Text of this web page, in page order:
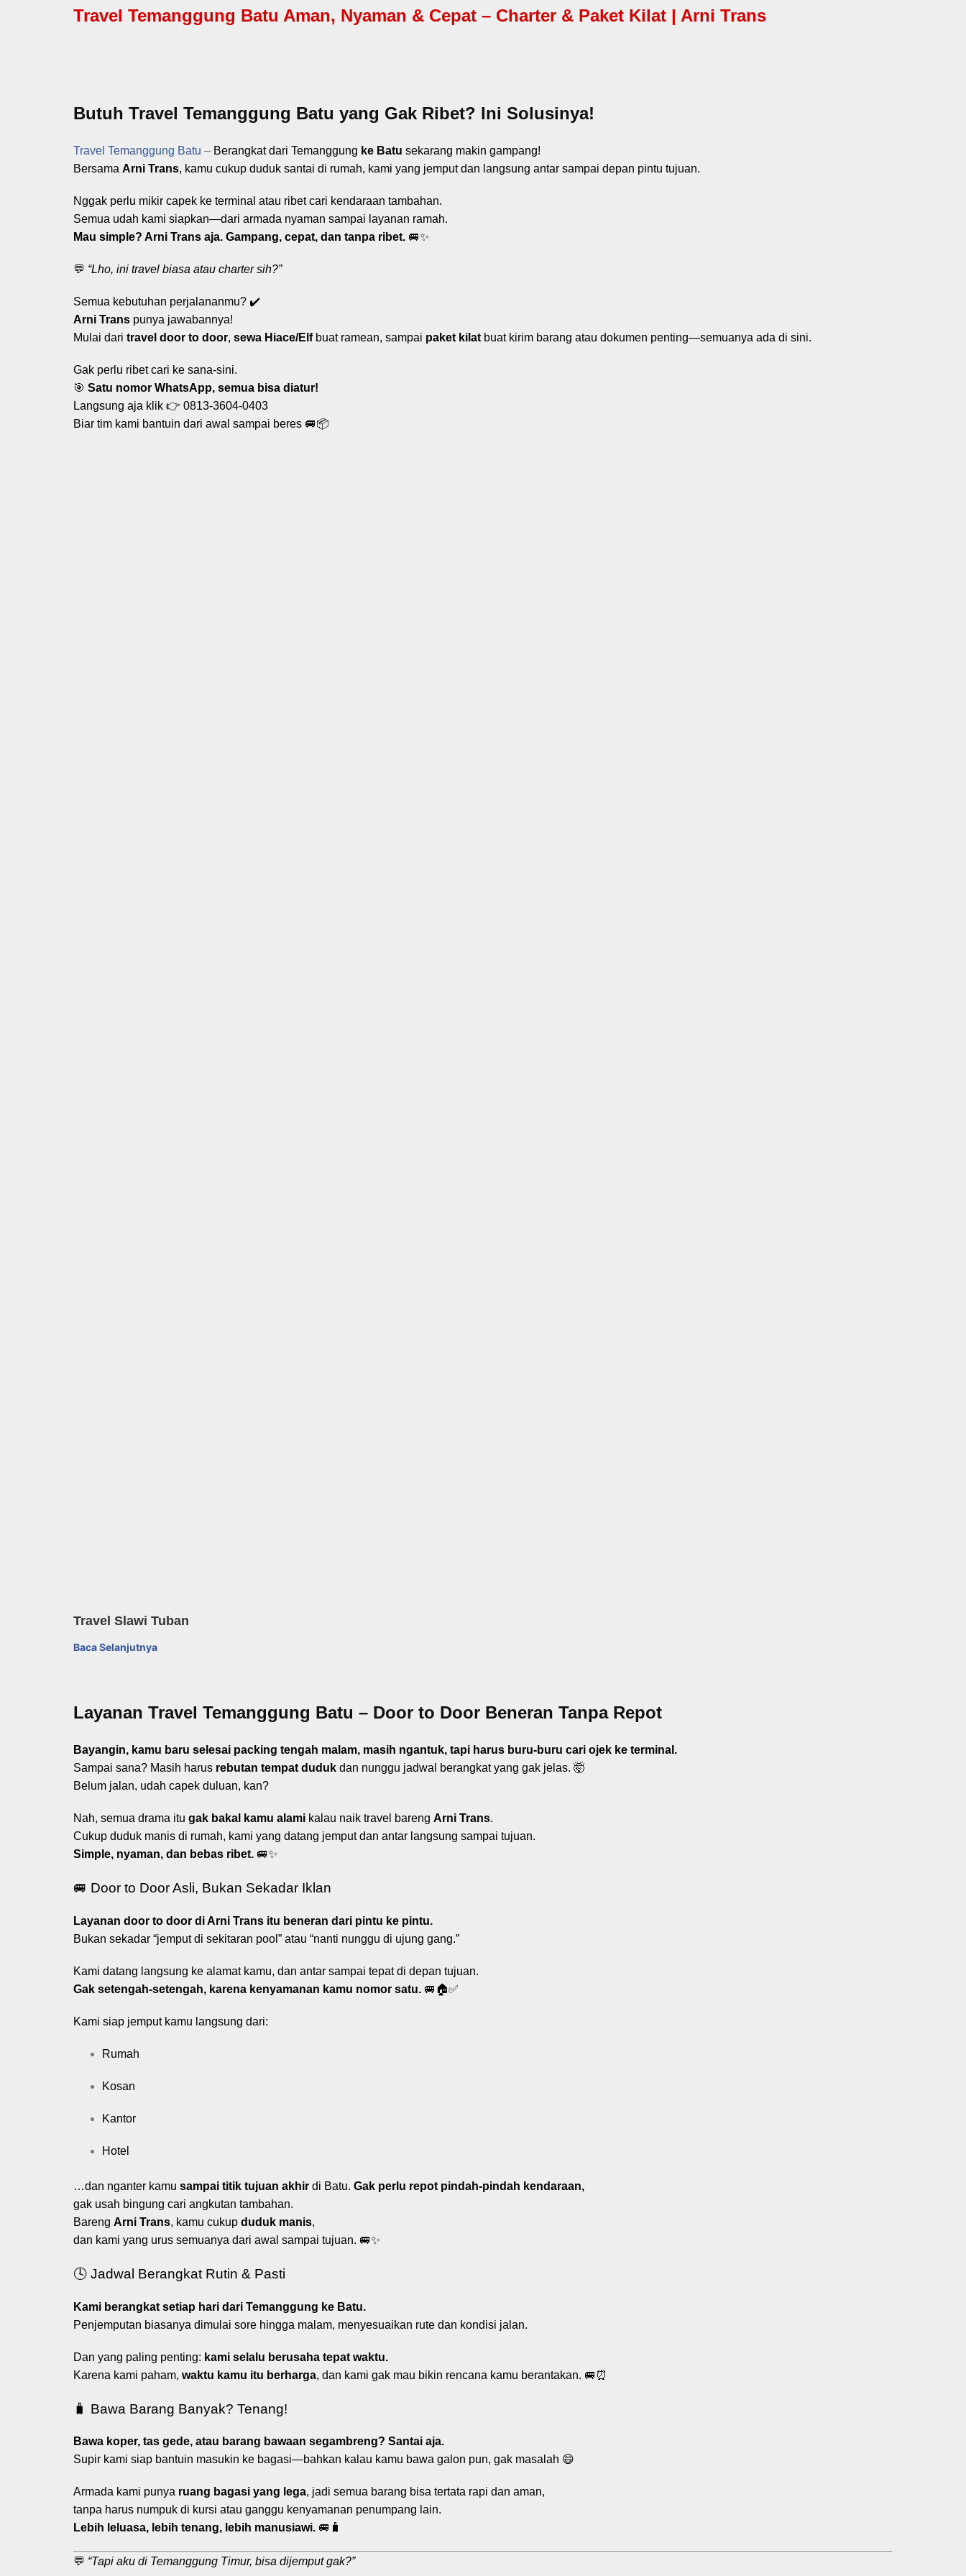
Travel Temanggung Batu Aman, Nyaman & Cepat – Charter & Paket Kilat | Arni Trans
Butuh Travel Temanggung Batu yang Gak Ribet? Ini Solusinya!
Travel Temanggung Batu – Berangkat dari Temanggung ke Batu sekarang makin gampang!
Bersama Arni Trans, kamu cukup duduk santai di rumah, kami yang jemput dan langsung antar sampai depan pintu tujuan.
Nggak perlu mikir capek ke terminal atau ribet cari kendaraan tambahan.
Semua udah kami siapkan—dari armada nyaman sampai layanan ramah.
Mau simple? Arni Trans aja. Gampang, cepat, dan tanpa ribet. 🚐✨
💬 “Lho, ini travel biasa atau charter sih?”
Semua kebutuhan perjalananmu? ✔️
Arni Trans punya jawabannya!
Mulai dari travel door to door, sewa Hiace/Elfbuat ramean, sampai paket kilat buat kirim barang atau dokumen penting—semuanya ada di sini.
Gak perlu ribet cari ke sana-sini.
🎯 Satu nomor WhatsApp, semua bisa diatur!
Langsung aja klik 👉 0813-3604-0403
Biar tim kami bantuin dari awal sampai beres 🚐📦
Travel Slawi Tuban
Baca Selanjutnya
Layanan Travel Temanggung Batu – Door to Door Beneran Tanpa Repot
Bayangin, kamu baru selesai packing tengah malam, masih ngantuk, tapi harus buru-buru cari ojek ke terminal.
Sampai sana? Masih harus rebutan tempat duduk dan nunggu jadwal berangkat yang gak jelas. 🤯
Belum jalan, udah capek duluan, kan?
Nah, semua drama itu gak bakal kamu alami kalau naik travel bareng Arni Trans.
Cukup duduk manis di rumah, kami yang datang jemput dan antar langsung sampai tujuan.
Simple, nyaman, dan bebas ribet. 🚐✨
🚐 Door to Door Asli, Bukan Sekadar Iklan
Layanan door to door di Arni Trans itu beneran dari pintu ke pintu.
Bukan sekadar “jemput di sekitaran pool” atau “nanti nunggu di ujung gang.”
Kami datang langsung ke alamat kamu, dan antar sampai tepat di depan tujuan.
Gak setengah-setengah, karena kenyamanan kamu nomor satu. 🚐🏠✅
Kami siap jemput kamu langsung dari:
Rumah
Kosan
Kantor
Hotel
…dan nganter kamu sampai titik tujuan akhir di Batu. Gak perlu repot pindah-pindah kendaraan,
gak usah bingung cari angkutan tambahan.
Bareng Arni Trans, kamu cukup duduk manis,
dan kami yang urus semuanya dari awal sampai tujuan. 🚐✨
🕓 Jadwal Berangkat Rutin & Pasti
Kami berangkat setiap hari dari Temanggung ke Batu.
Penjemputan biasanya dimulai sore hingga malam, menyesuaikan rute dan kondisi jalan.
Dan yang paling penting: kami selalu berusaha tepat waktu.
Karena kami paham, waktu kamu itu berharga, dan kami gak mau bikin rencana kamu berantakan. 🚐⏰
🧳 Bawa Barang Banyak? Tenang!
Bawa koper, tas gede, atau barang bawaan segambreng? Santai aja.
Supir kami siap bantuin masukin ke bagasi—bahkan kalau kamu bawa galon pun, gak masalah 😄
Armada kami punya ruang bagasi yang lega, jadi semua barang bisa tertata rapi dan aman,
tanpa harus numpuk di kursi atau ganggu kenyamanan penumpang lain.
Lebih leluasa, lebih tenang, lebih manusiawi. 🚐🧳
💬 “Tapi aku di Temanggung Timur, bisa dijemput gak?”